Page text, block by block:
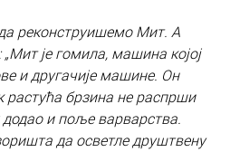
реконструишемо Мит. А
је гомила, машина којој
и другачије машине. Он
растућа брзина не распрши
и поље варварства.
да осветле друштвену